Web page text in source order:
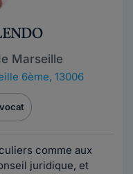
Marseille
6ème, 13006
comme aux
juridique, et